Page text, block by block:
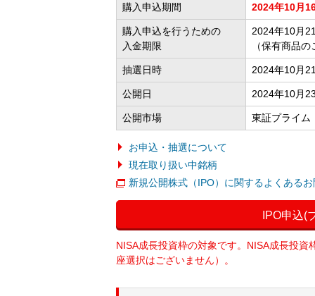
購入申込期間 2024年10月
購入申込を行うための
入金期限
2024年10月
（保有商品
抽選日時 2024年10月
公開日 2024年10月
公開市場 東証プライム
お申込・抽選について
現在取り扱い中銘柄
新規公開株式（IPO）に関するよくある
IPO申込(
NISA成長投資枠の対象です。NISA成長投
座選択はございません）。